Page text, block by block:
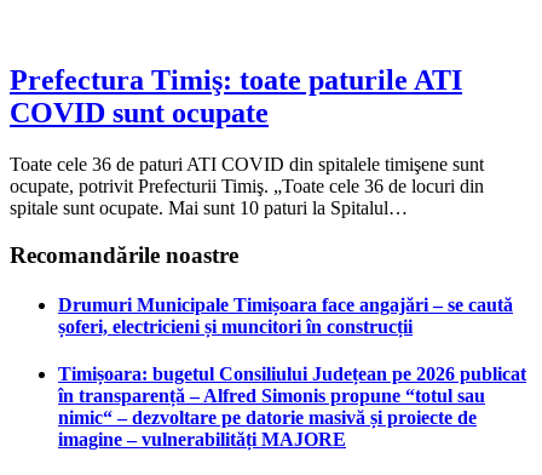
Prefectura Timiş: toate paturile ATI
COVID sunt ocupate
Toate cele 36 de paturi ATI COVID din spitalele timişene sunt
ocupate, potrivit Prefecturii Timiş. „Toate cele 36 de locuri din
spitale sunt ocupate. Mai sunt 10 paturi la Spitalul…
Recomandările noastre
Drumuri Municipale Timișoara face angajări – se caută
șoferi, electricieni și muncitori în construcții
Timișoara: bugetul Consiliului Județean pe 2026 publicat
în transparență – Alfred Simonis propune “totul sau
nimic“ – dezvoltare pe datorie masivă și proiecte de
imagine – vulnerabilități MAJORE